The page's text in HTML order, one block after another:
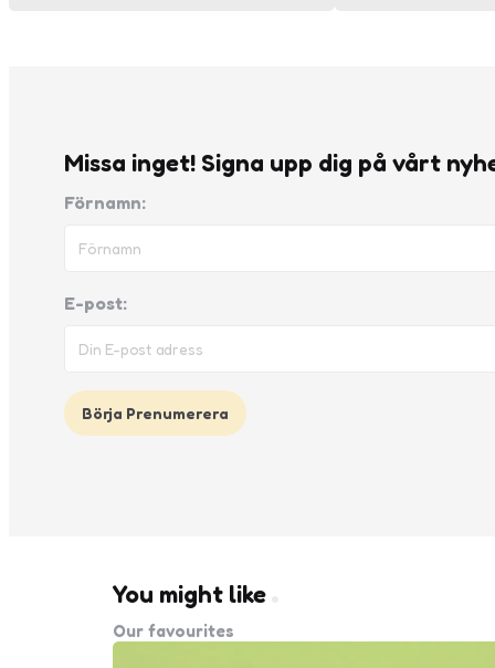
Missa inget! Signa upp dig på vårt
Förnamn:
E-post:
You might like
Our favourites